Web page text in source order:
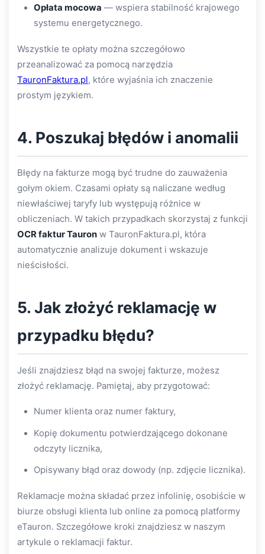
Opłata mocowa — wspiera stabilność krajowego
systemu energetycznego.
Wszystkie te opłaty można szczegółowo
przeanalizować za pomocą narzędzia
TauronFaktura.pl, które wyjaśnia ich znaczenie
prostym językiem.
4. Poszukaj błędów i anomalii
Błędy na fakturze mogą być trudne do zauważenia
gołym okiem. Czasami opłaty są naliczane według
niewłaściwej taryfy lub występują różnice w
obliczeniach. W takich przypadkach skorzystaj z funkcji
OCR faktur Tauron w TauronFaktura.pl, która
automatycznie analizuje dokument i wskazuje
nieścisłości.
5. Jak złożyć reklamację w
przypadku błędu?
Jeśli znajdziesz błąd na swojej fakturze, możesz
złożyć reklamację. Pamiętaj, aby przygotować:
Numer klienta oraz numer faktury,
Kopię dokumentu potwierdzającego dokonane
odczyty licznika,
Opisywany błąd oraz dowody (np. zdjęcie licznika).
Reklamacje można składać przez infolinię, osobiście w
biurze obsługi klienta lub online za pomocą platformy
eTauron. Szczegółowe kroki znajdziesz w naszym
artykule o reklamacji faktur.